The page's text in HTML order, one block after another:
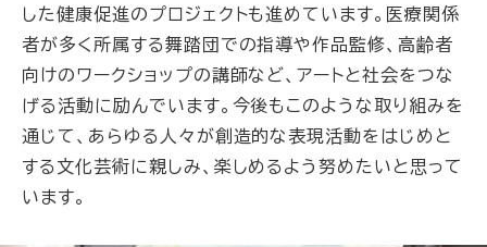
した健康促進のプロジェクトも進めています。医療関係
者が多く所属する舞踏団での指導や作品監修、高齢者
向けのワークショップの講師など、アートと社会をつな
げる活動に励んでいます。今後もこのような取り組みを
通じて、あらゆる人々が創造的な表現活動をはじめと
する文化芸術に親しみ、楽しめるよう努めたいと思って
います。